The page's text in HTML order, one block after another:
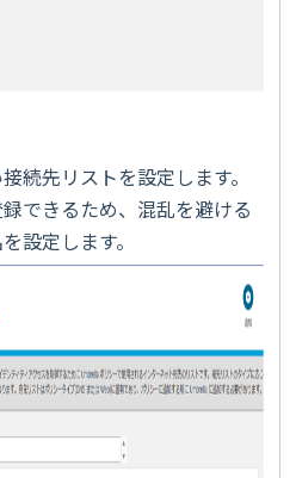
続先リストを設定します。
できるため、混乱を避ける
設定します。